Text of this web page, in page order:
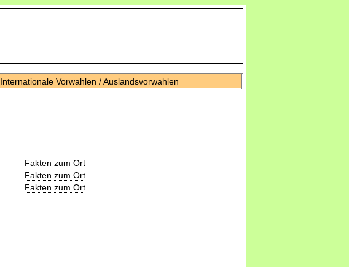
Internationale Vorwahlen / Auslandsvorwahlen
Fakten zum Ort
Fakten zum Ort
Fakten zum Ort